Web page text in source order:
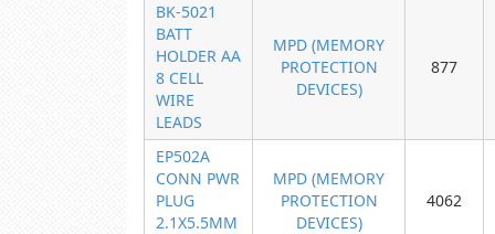
BK-5021
BATT
HOLDER AA
8 CELL
WIRE
LEADS
MPD (MEMORY
PROTECTION
DEVICES)
877
EP502A
CONN PWR
PLUG
2.1X5.5MM
MPD (MEMORY
PROTECTION
DEVICES)
4062